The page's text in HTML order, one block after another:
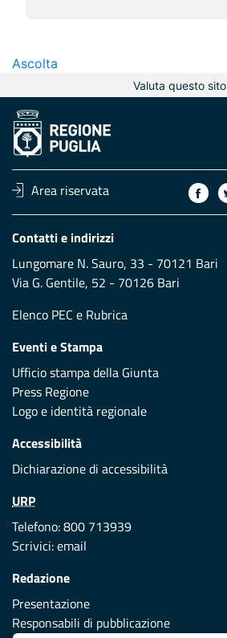
Ascolta
Valuta questo sito
Area riservata
Contatti e indirizzi
Lungomare N. Sauro, 33 - 70121 Bari
Via G. Gentile, 52 - 70126 Bari
Elenco PEC e Rubrica
Eventi e Stampa
Ufficio stampa della Giunta
Press Regione
Logo e identità regionale
Accessibilità
Dichiarazione di accessibilità
URP
Telefono: 800 713939
Scrivici:email
Redazione
Presentazione
Responsabili di pubblicazione